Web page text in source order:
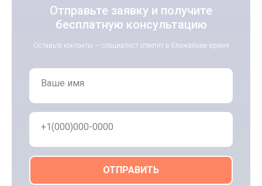
Отправьте заявку и получите
бесплатную консультацию
Оставьте контакты — специалист ответит в ближайшее время
Ваше имя
+1(000)000-0000
ОТПРАВИТЬ